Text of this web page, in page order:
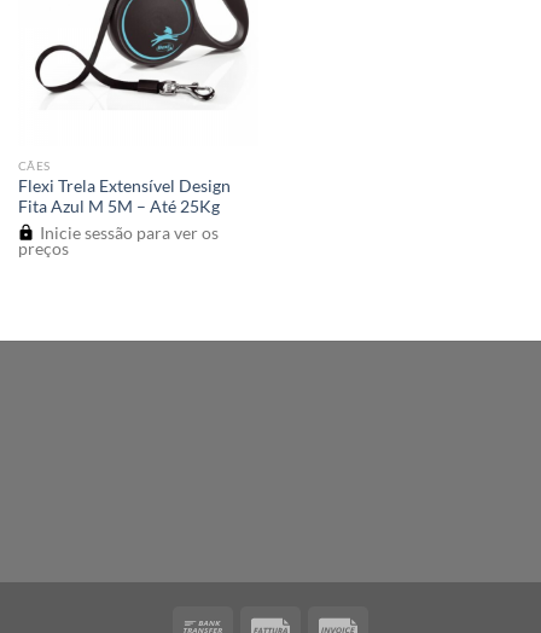
CÃES
Flexi Trela Extensível Design
Fita Azul M 5M – Até 25Kg
Inicie sessão para ver os
preços